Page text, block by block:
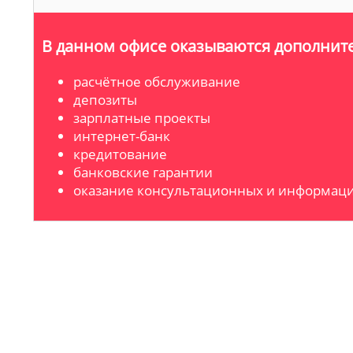
В данном офисе оказываются
расчётное обслуживание
депозиты
зарплатные проекты
интернет-банк
кредитование
банковские гарантии
оказание консультационных и